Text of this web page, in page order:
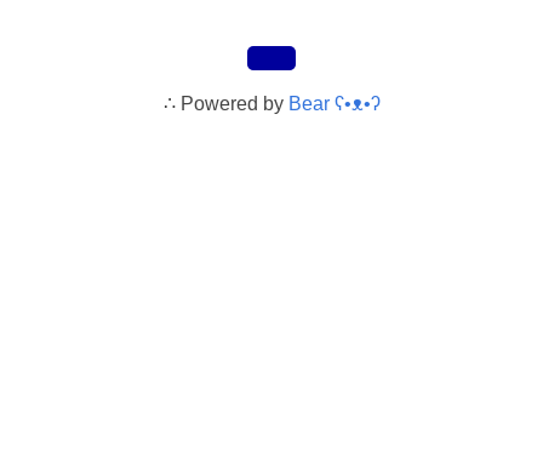
∴ Powered by Bear ʕ•ᴥ•ʔ